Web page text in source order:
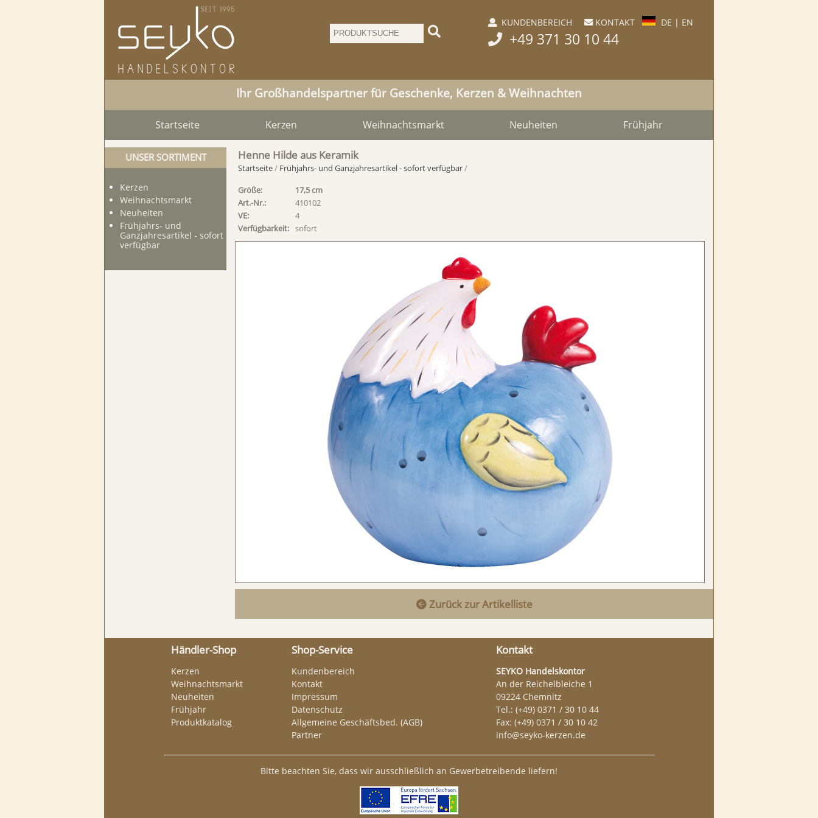
 KUNDENBEREICH  KONTAKT DE | EN
 +49 371 30 10 44
Ihr Großhandelspartner für Geschenke, Kerzen & Weihnachten
Startseite Kerzen Weihnachtsmarkt Neuheiten Frühjahr
Henne Hilde aus Keramik
Startseite/ Frühjahrs- und Ganzjahresartikel - sofort verfügbar/
Größe:
17,5 cm
Art.-Nr.:
410102
VE:
4
Verfügbarkeit: sofort
Zurück zur Artikelliste
UNSER SORTIMENT
Kerzen
Weihnachtsmarkt
Neuheiten
Frühjahrs- und
Ganzjahresartikel - sofort
verfügbar
Händler-Shop Shop-Service Kontakt
Kerzen
Weihnachtsmarkt
Neuheiten
Frühjahr
Produktkatalog
Kundenbereich
Kontakt
Impressum
Datenschutz
Allgemeine Geschäftsbed. (AGB)
Partner
SEYKO Handelskontor
An der Reichelbleiche 1
09224 Chemnitz
Tel.: (+49) 0371 / 30 10 44
Fax: (+49) 0371 / 30 10 42
info@seyko-kerzen.de
Bitte beachten Sie, dass wir ausschließlich an Gewerbetreibende liefern!